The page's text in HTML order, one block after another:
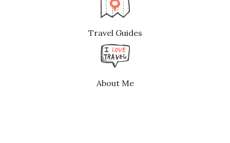
Travel Guides
About Me